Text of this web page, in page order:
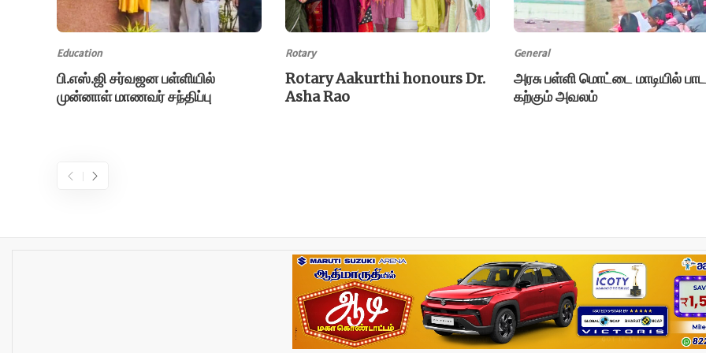
Education
பி.எஸ்.ஜி சர்வஜன பள்ளியில்
முன்னாள் மாணவர் சந்திப்பு
Rotary
Rotary Aakurthi honours Dr.
Asha Rao
General
அரசு பள்ளி மொட்டை மாடியில்
கற்கும் அவலம்